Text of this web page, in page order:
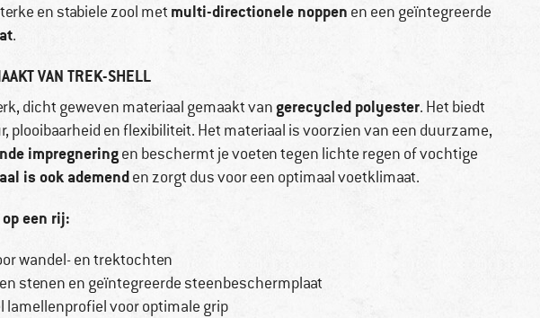
en stabiele zool met multi-directionele noppen en een geïntegreerde
.
VAN TREK-SHELL
dicht geweven materiaal gemaakt vangerecycled polyester. Het biedt
plooibaarheid en flexibiliteit. Het materiaal is voorzien van een duurzame,
impregneringen beschermt je voeten tegen lichte regen of vochtige
is ook ademenden zorgt dus voor een optimaal voetklimaat.
een rij:
wandel- en trektochten
stenen en geïntegreerde steenbeschermplaat
voor optimale grip